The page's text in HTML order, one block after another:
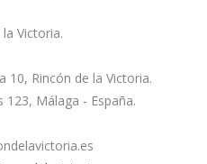
la Victoria.
10, Rincón de la Victoria.
123, Málaga - España.